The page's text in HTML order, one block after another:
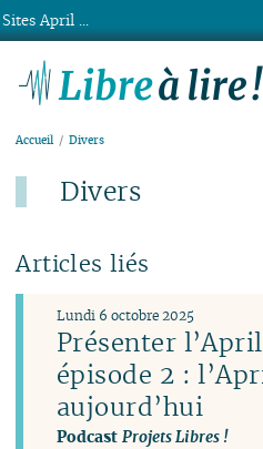
Accueil Divers
Divers
Articles liés
Présenter
épisode 2 :
aujourd’hui
PodcastProjets Libres !
Lundi 6 octobre 2025
Sites April ...